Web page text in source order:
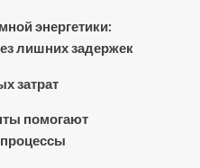
энергетики:
лишних задержек
затрат
помогают